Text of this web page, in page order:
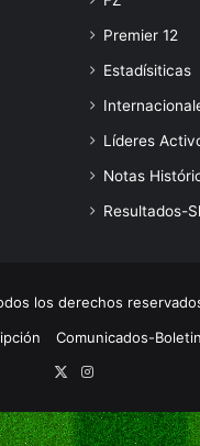
Premier 12
Estadísiticas
Líderes
Notas
Resultados-
los derechos
Comunicados-
Instagram